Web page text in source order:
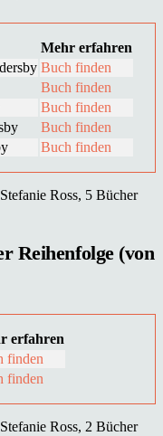
Mehr erfahren
Buch finden
Buch finden
Buch finden
Buch finden
Buch finden
Ross, 5 Bücher
Reihenfolge (von
erfahren
finden
finden
Ross, 2 Bücher